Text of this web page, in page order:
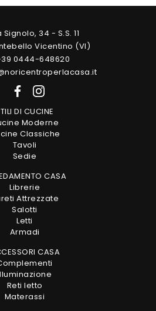
34 - S.S. 11
Vicentino (VI)
0444-648620
DI CUCINE
Moderne
Classiche
Tavoli
Sedie
CASA
Librerie
Attrezzate
Salotti
Letti
Armadi
CASA
Reti letto
Materassi